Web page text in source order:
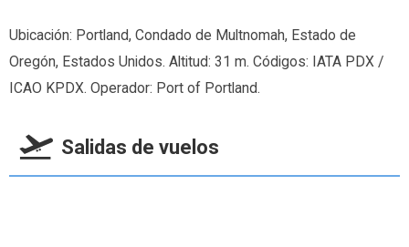
Ubicación: Portland, Condado de Multnomah, Estado de
Oregón, Estados Unidos. Altitud: 31 m. Códigos: IATA PDX /
ICAO KPDX. Operador: Port of Portland.
Salidas de vuelos